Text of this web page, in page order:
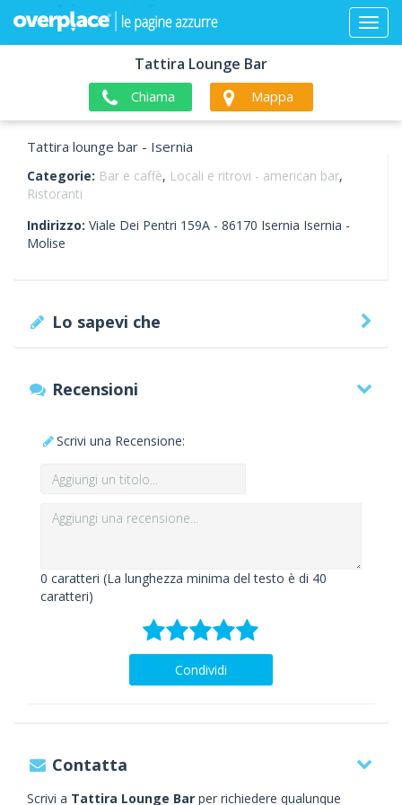
Tattira Lounge Bar
Chiama Mappa
Tattira lounge bar - Isernia
Categorie: Bar e caffè, Locali e ritrovi - american bar,
Ristoranti
Indirizzo: Viale Dei Pentri 159A - 86170 Isernia Isernia -
Molise
Lo sapevi che
Recensioni
Scrivi una Recensione:
0 caratteri (La lunghezza minima del testo è di 40
caratteri)
Condividi
Contatta
Scrivi a Tattira Lounge Bar per richiedere qualunque